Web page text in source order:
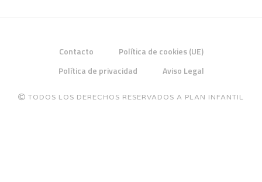
Contacto
Política de cookies (UE)
Política de privacidad
Aviso Legal
TODOS LOS DERECHOS RESERVADOS A PLAN INFANTIL